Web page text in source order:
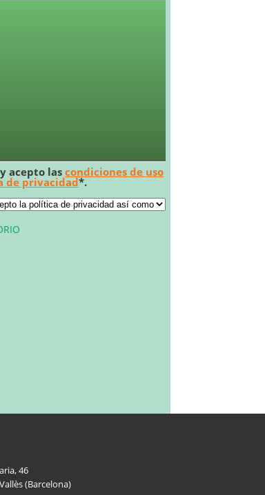
acepto lascondiciones de uso
de privacidad*.
46
(Barcelona)